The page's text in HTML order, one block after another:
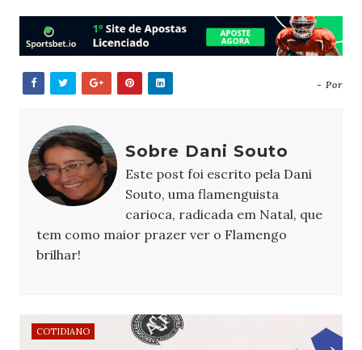
- Por
Sobre Dani Souto
Este post foi escrito pela Dani
Souto, uma flamenguista
carioca, radicada em Natal, que
tem como maior prazer ver o Flamengo
brilhar!
COTIDIANO